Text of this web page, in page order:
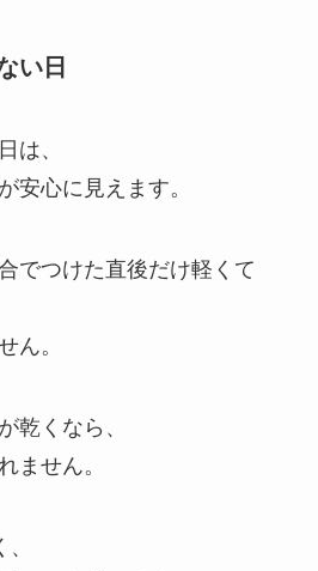
い日
は、
安心に見えます。
でつけた直後だけ軽くて
ん。
乾くなら、
ません。